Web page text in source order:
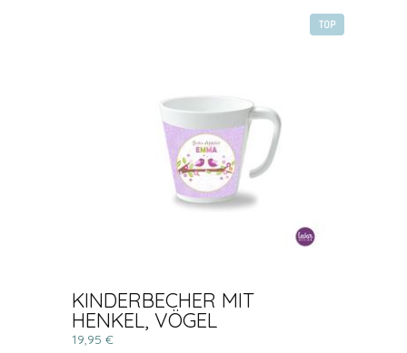
TOP
KINDERBECHER MIT
HENKEL, VÖGEL
19,95 €